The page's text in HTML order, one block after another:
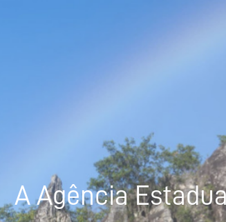
A Agência